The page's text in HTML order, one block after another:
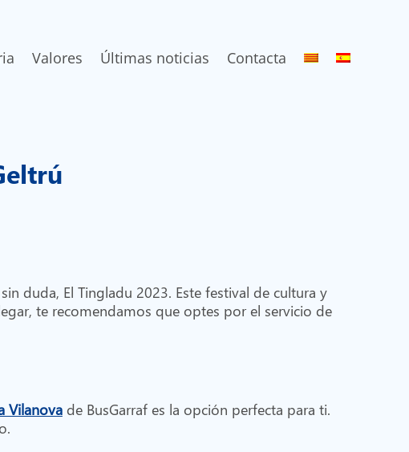
Valores Últimas noticias Contacta
duda, El Tingladu 2023. Este festival de cultura y
te recomendamos que optes por el servicio de
Vilanovade BusGarraf es la opción perfecta para ti.